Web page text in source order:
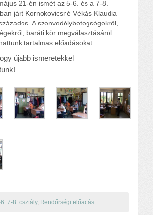
21-én ismét az 5-6. és a 7-8.
járt Kornokovicsné Vékás Klaudia
A szenvedélybetegségekről,
baráti kör megválasztásáról
tartalmas előadásokat.
újabb ismeretekkel
7-8. osztály, Rendőrségi előadás